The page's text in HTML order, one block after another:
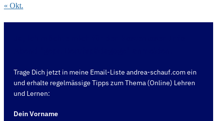
« Okt.
Trage Dich jetzt in meine Email-Liste andrea-schauf.com ein
und erhalte regelmässige Tipps zum Thema (Online) Lehren
und Lernen:
Dein Vorname